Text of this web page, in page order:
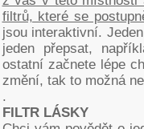
filtrů, které se
jsou interaktivní.
jeden přepsat,
ostatní začnete lépe
změní, tak to možná
.
FILTR LÁSKY